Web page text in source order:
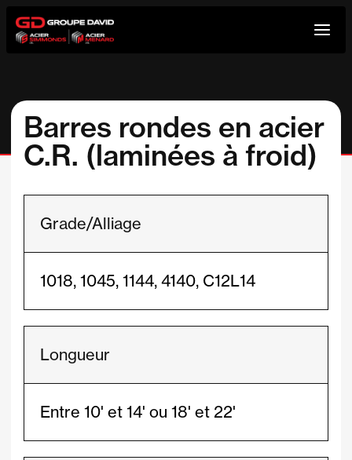
Aller
au
Barres rondes en acier
C.R. (laminées à froid)
Grade/Alliage
1018, 1045, 1144, 4140, C12L14
Longueur
Entre 10' et 14' ou 18' et 22'